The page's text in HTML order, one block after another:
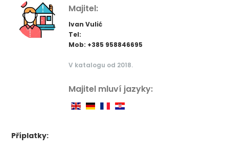
Majitel:
Ivan Vulić
Tel:
Mob: +385 958846695
V katalogu od 2018.
Majitel mluví jazyky:
Příplatky: